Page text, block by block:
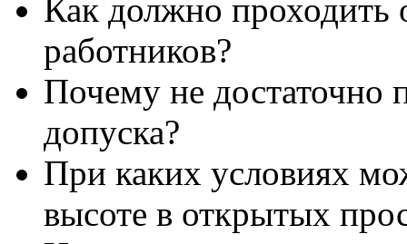
Как должно проходить
работников?
Почему не достаточно
допуска?
При каких условиях
высоте в открытых